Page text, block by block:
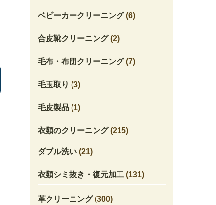
ベビーカークリーニング(6)
合皮靴クリーニング(2)
毛布・布団クリーニング(7)
毛玉取り (3)
毛皮製品(1)
衣類のクリーニング(215)
ダブル洗い(21)
衣類シミ抜き・復元加工(131)
革クリーニング(300)